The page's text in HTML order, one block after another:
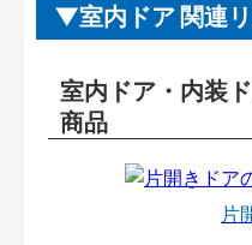
室内ドア 関連
室内ドア・内装
商品
片